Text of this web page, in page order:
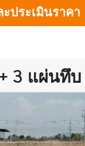
ประเมินราคา
3 แผ่นทึบ